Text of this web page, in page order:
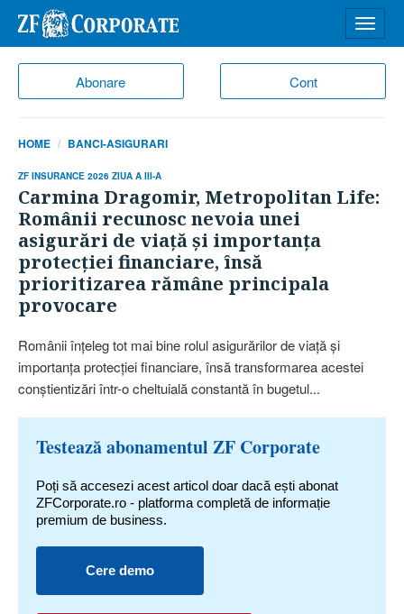
Abonare Cont
meniu
HOME BANCI-ASIGURARI
ZF INSURANCE 2026 ZIUA A III-A
Carmina Dragomir, Metropolitan Life:
Românii recunosc nevoia unei
asigurări de viaţă şi importanţa
protecţiei financiare, însă
prioritizarea rămâne principala
provocare
Românii înţeleg tot mai bine rolul asigurărilor de viaţă şi
importanţa protecţiei financiare, însă transformarea acestei
conştientizări într-o cheltuială constantă în bugetul...
Testează abonamentul ZF Corporate
Poți să accesezi acest articol doar dacă ești abonat
ZFCorporate.ro - platforma completă de informație
premium de business.
Cere demo